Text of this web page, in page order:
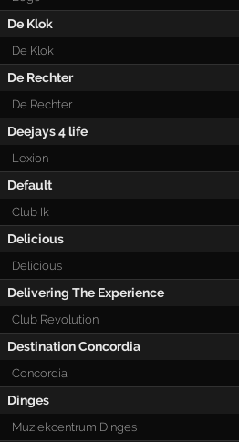
De Klok
De Klok
De Rechter
De Rechter
Deejays 4 life
Lexion
Default
Club Ik
Delicious
Delicious
Delivering The Experience
Club Revolution
Destination Concordia
Concordia
Dinges
Muziekcentrum Dinges